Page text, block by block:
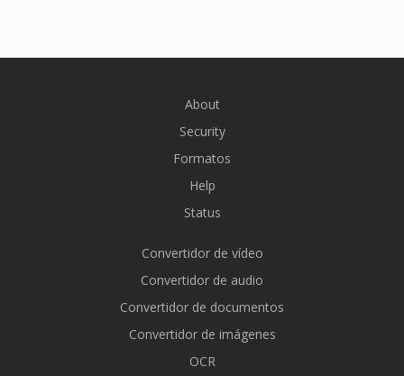
About
Security
Formatos
Help
Status
Convertidor de vídeo
Convertidor de audio
Convertidor de documentos
Convertidor de imágenes
OCR